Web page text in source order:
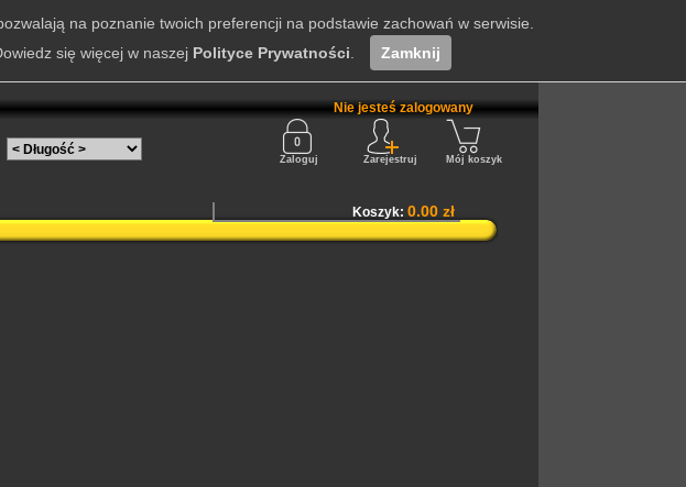
Nie jesteś zalogowany
Zaloguj Zarejestruj Mój koszyk
Koszyk: 0.00 zł
na poznanie twoich preferencji na podstawie zachowań w serwisie.
się więcej w naszej Polityce Prywatności Zamknij